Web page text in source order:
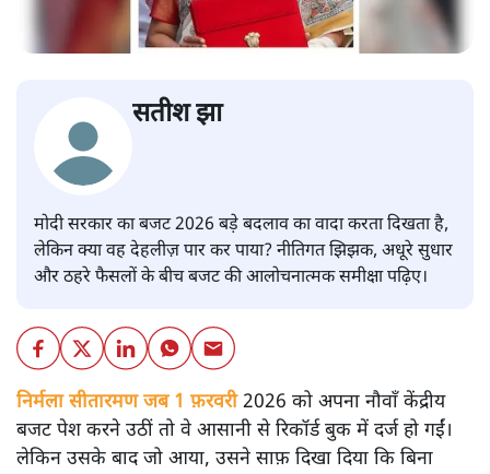
सतीश झा
मोदी सरकार का बजट 2026 बड़े बदलाव का वादा करता दिखता है,
लेकिन क्या वह देहलीज़ पार कर पाया? नीतिगत झिझक, अधूरे सुधार
और ठहरे फैसलों के बीच बजट की आलोचनात्मक समीक्षा पढ़िए।
निर्मला सीतारमण जब 1 फ़रवरी2026 को अपना नौवाँ केंद्रीय
बजट पेश करने उठीं तो वे आसानी से रिकॉर्ड बुक में दर्ज हो गईं।
लेकिन उसके बाद जो आया, उसने साफ़ दिखा दिया कि बिना